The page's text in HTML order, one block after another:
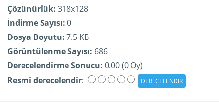
Çözünürlük: 318x128
İndirme Sayısı: 0
Dosya Boyutu: 7.5 KB
Görüntülenme Sayısı: 686
Derecelendirme Sonucu: 0.00 (0 Oy)
Resmi derecelendir: